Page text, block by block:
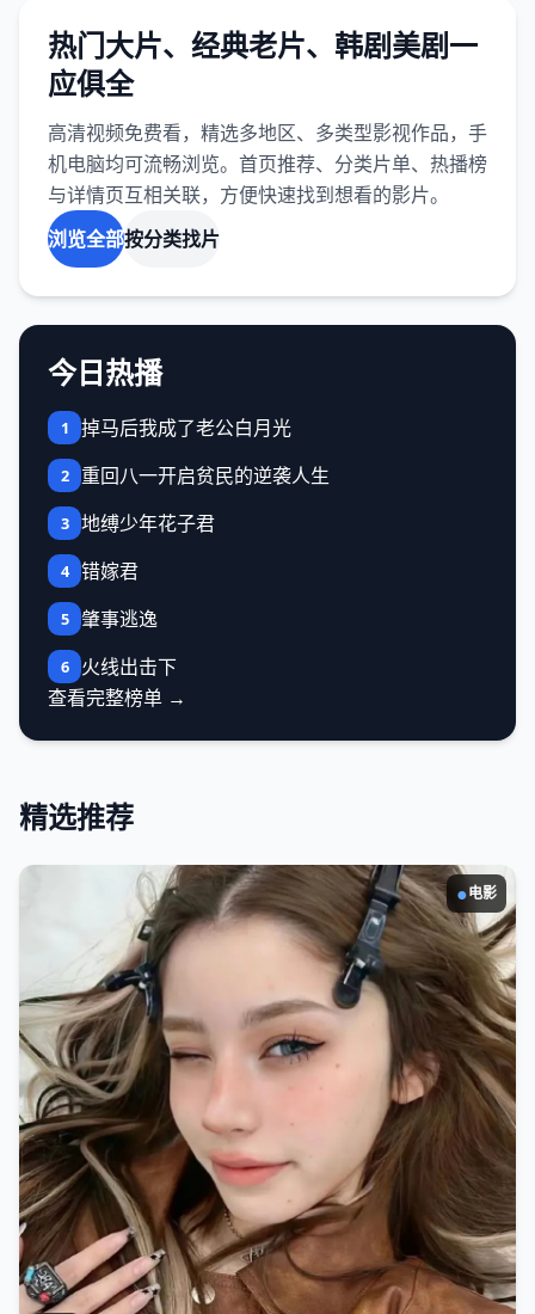
热门大片、经典老片、韩剧美剧一
应俱全
高清视频免费看，精选多地区、多类型影视作品，手
机电脑均可流畅浏览。首页推荐、分类片单、热播榜
与详情页互相关联，方便快速找到想看的影片。
浏览全部按分类找片
今日热播
1 掉马后我成了老公白月光
2 重回八一开启贫民的逆袭人生
3 地缚少年花子君
4 错嫁君
5 肇事逃逸
6
火线出击下
查看完整榜单 →
精选推荐
●电影